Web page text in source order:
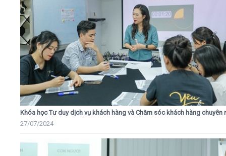
Khóa học Tư duy dịch vụ khách hàng và Chăm sóc khách hàng chuyên
27/07/2024